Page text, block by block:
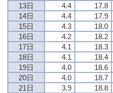
13日
4.4 17.8
14日
4.4 17.9
15日
4.3 18.0
16日
4.2 18.2
17日
4.1 18.3
18日
4.1 18.4
19日
4.0 18.6
20日
4.0 18.7
21日
3.9 18.8